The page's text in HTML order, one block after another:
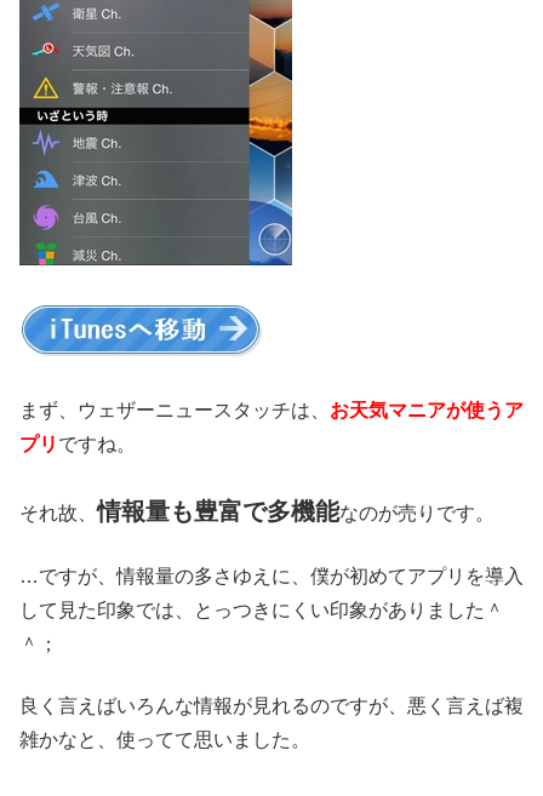
まず、ウェザーニュースタッチは、 お天気マニアが使うア
プリ ですね。
それ故、情報量も豊富で多機能なのが売りです。
…ですが、情報量の多さゆえに、僕が初めてアプリを導入
して見た印象では、とっつきにくい印象がありました＾
＾；
良く言えばいろんな情報が見れるのですが、悪く言えば複
雑かなと、使ってて思いました。